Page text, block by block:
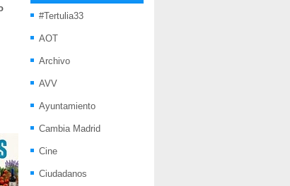
#Tertulia33
AOT
Archivo
AVV
Ayuntamiento
Cambia Madrid
Cine
Ciudadanos